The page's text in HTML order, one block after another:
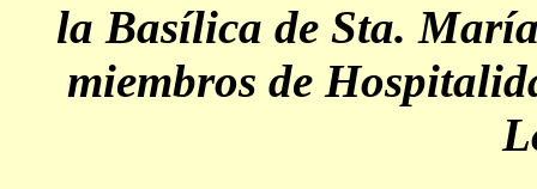
la Basílica de Sta.
miembros de